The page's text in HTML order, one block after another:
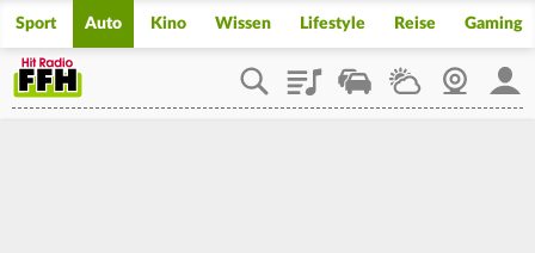
Sport Auto Kino Wissen Lifestyle Reise Gaming
PlaylistStaupilotWetterWebcam